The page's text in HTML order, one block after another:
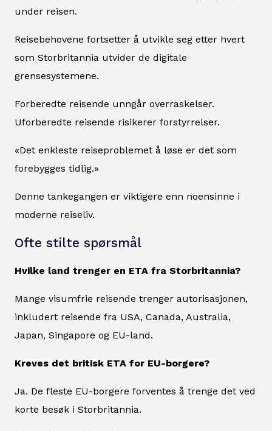
under reisen.
Reisebehovene fortsetter å utvikle seg etter hvert
som Storbritannia utvider de digitale
grensesystemene.
Forberedte reisende unngår overraskelser.
Uforberedte reisende risikerer forstyrrelser.
«Det enkleste reiseproblemet å løse er det som
forebygges tidlig.»
Denne tankegangen er viktigere enn noensinne i
moderne reiseliv.
Ofte stilte spørsmål
Hvilke land trenger en ETA fra Storbritannia?
Mange visumfrie reisende trenger autorisasjonen,
inkludert reisende fra USA, Canada, Australia,
Japan, Singapore og EU-land.
Kreves det britisk ETA for EU-borgere?
Ja. De fleste EU-borgere forventes å trenge det ved
korte besøk i Storbritannia.